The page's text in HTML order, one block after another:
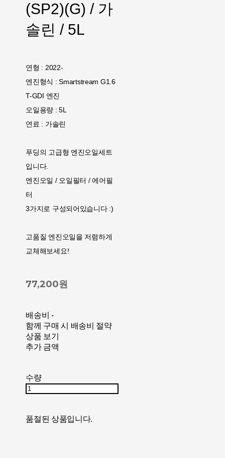
(SP2)(G) / 가
솔린 / 5L
연형 : 2022-
엔진형식 : Smartstream G1.6
T-GDI 엔진
오일용량 : 5L
연료 : 가솔린
푸딩의 고급형 엔진오일세트
입니다.
엔진오일 / 오일필터 / 에어필
터
3가지로 구성되어있습니다 :)
고품질 엔진오일을 저렴하게
교체해보세요!
77,200원
배송비 -
함께 구매 시 배송비 절약
상품 보기
추가 금액
수량
품절된 상품입니다.